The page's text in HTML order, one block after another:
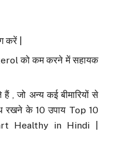
करें |
को कम करने में सहायक
, जो अन्य कई बीमारियों से
रखने के 10 उपाय Top 10
Healthy in Hindi |